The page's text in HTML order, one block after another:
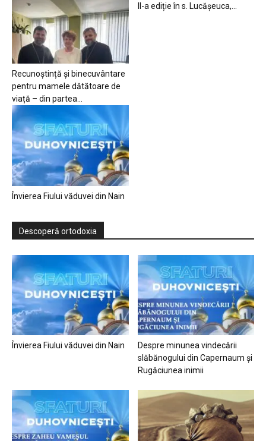
Recunoștință și binecuvântare
pentru mamele dătătoare de
viață – din partea...
II-a ediție în s. Lucășeuca,...
Învierea Fiului văduvei din Nain
Descoperă ortodoxia
Învierea Fiului văduvei din Nain
Despre minunea vindecării
slăbănogului din Capernaum și
Rugăciunea inimii